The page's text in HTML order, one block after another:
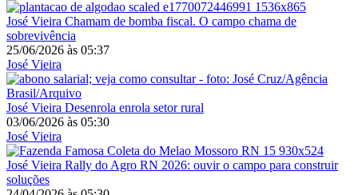
José Vieira Chamam de bomba fiscal. O campo chama de
sobrevivência
25/06/2026 às 05:37
José Vieira
José Vieira Desenrola enrola setor rural
03/06/2026 às 05:30
José Vieira
José Vieira Rally do Agro RN 2026: ouvir o campo para construir
soluções